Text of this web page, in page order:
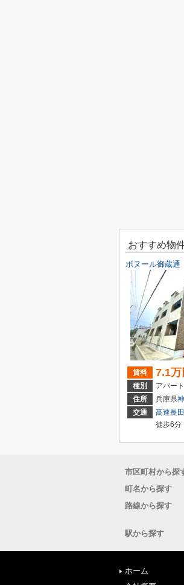
おすすめ物
ボヌール御蔵通
賃料 7.1万
種別
アパート
住所
兵庫県
交通
高速長
徒歩6分
市区町村から探
町名から探す
路線から探す
駅から探す
ホーム